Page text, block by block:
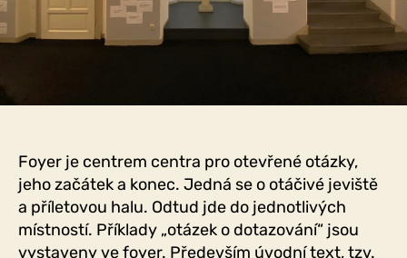
Foyer je centrem centra pro otevřené otázky,
jeho začátek a konec. Jedná se o otáčivé jeviště
a příletovou halu. Odtud jde do jednotlivých
místností. Příklady „otázek o dotazování“ jsou
vystaveny ve foyer. Především úvodní text, tzv.